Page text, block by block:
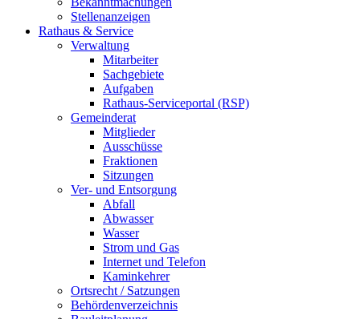
Stellenanzeigen
Rathaus & Service
Verwaltung
Mitarbeiter
Sachgebiete
Aufgaben
Rathaus-Serviceportal (RSP)
Gemeinderat
Mitglieder
Ausschüsse
Fraktionen
Sitzungen
Ver- und Entsorgung
Abfall
Abwasser
Wasser
Strom und Gas
Internet und Telefon
Kaminkehrer
Ortsrecht / Satzungen
Behördenverzeichnis